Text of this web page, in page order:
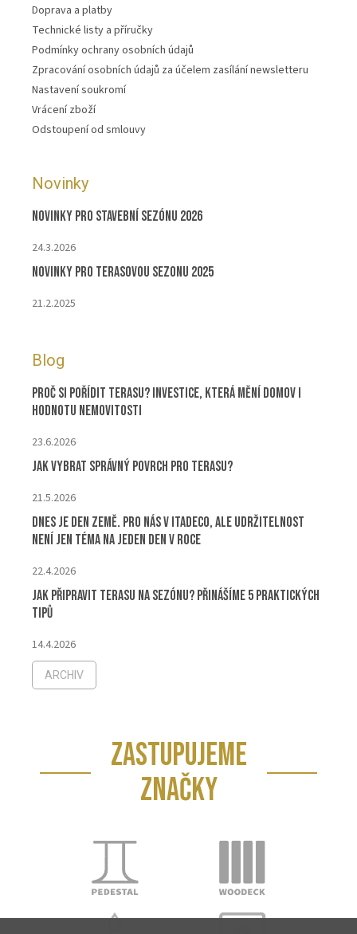
Doprava a platby
Technické listy a příručky
Podmínky ochrany osobních údajů
Zpracování osobních údajů za účelem zasílání newsletteru
Nastavení soukromí
Vrácení zboží
Odstoupení od smlouvy
Novinky
Novinky pro stavební sezónu 2026
24.3.2026
Novinky pro terasovou sezonu 2025
21.2.2025
Blog
Proč si pořídit terasu? Investice, která mění domov i
hodnotu nemovitosti
23.6.2026
Jak vybrat správný povrch pro terasu?
21.5.2026
Dnes je Den Země. Pro nás v ITADECO, ale udržitelnost
není jen téma na jeden den v roce
22.4.2026
Jak připravit terasu na sezónu? Přinášíme 5 praktických
tipů
14.4.2026
ARCHIV
ZASTUPUJEME
ZNAČKY